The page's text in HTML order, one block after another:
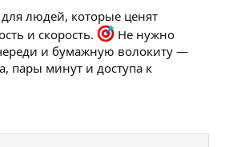
людей, которые ценят
и скорость.
Не нужно
и бумажную волокиту —
пары минут и доступа к